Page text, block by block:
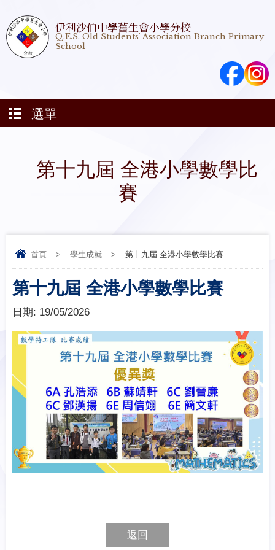
伊利沙伯中學舊生會小學分校
Q.E.S. Old Students' Association Branch Primary
School
選單
第十九屆 全港小學數學比
賽
首頁 > 學生成就 > 第十九屆 全港小學數學比賽
第十九屆 全港小學數學比賽
日期: 19/05/2026
返回